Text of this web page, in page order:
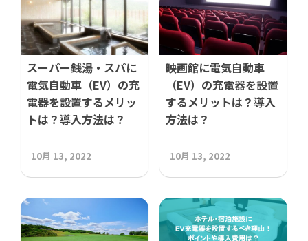
スーパー銭湯・スパに
電気自動車（EV）の充
電器を設置するメリッ
トは？導入方法は？
10月 13, 2022
映画館に電気自動車
（EV）の充電器を設置
するメリットは？導入
方法は？
10月 13, 2022